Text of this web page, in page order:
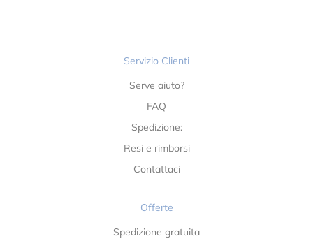
Servizio Clienti
Serve aiuto?
FAQ
Spedizione:
Resi e rimborsi
Contattaci
Offerte
Spedizione gratuita